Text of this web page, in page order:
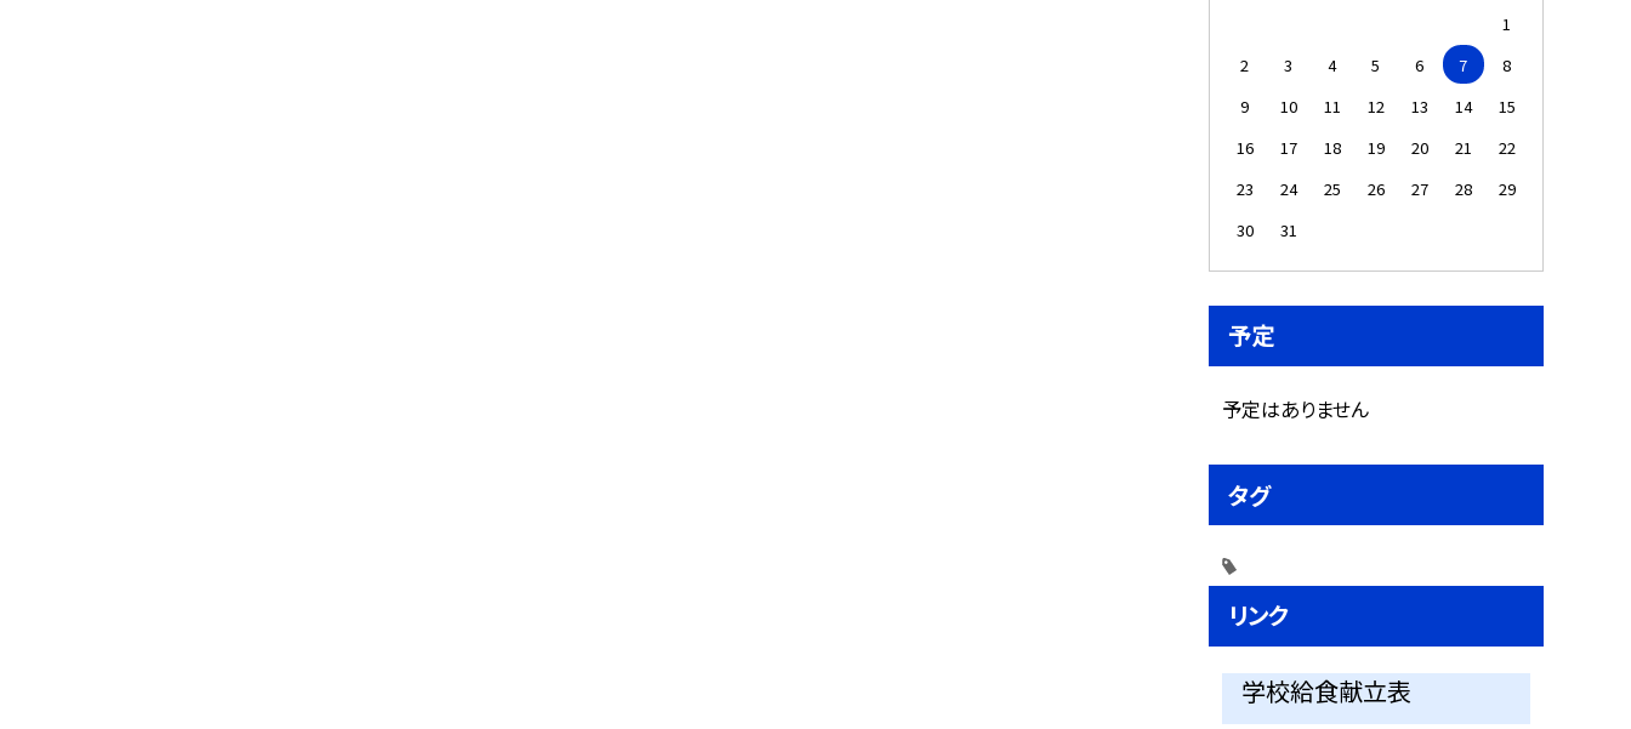
1
2
3 4 5 6 7
8
9
10 11 12 13 14
15
16
17 18 19 20 21
22
23
24 25 26 27 28
29
30
31
予定
予定はありません
タグ
リンク
学校給食献立表